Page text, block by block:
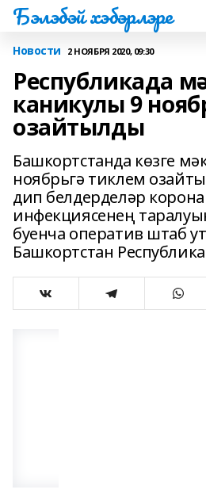
Бэлэбэй хэбэрлэре
Новости 2 НОЯБРЯ 2020, 09:30
Республикада
каникулы 9
озайтылды
Башкортстанда көзге
ноябрьгә тиклем
дип белдерделәр
инфекциясенең
буенча оператив штаб
Башкортстан